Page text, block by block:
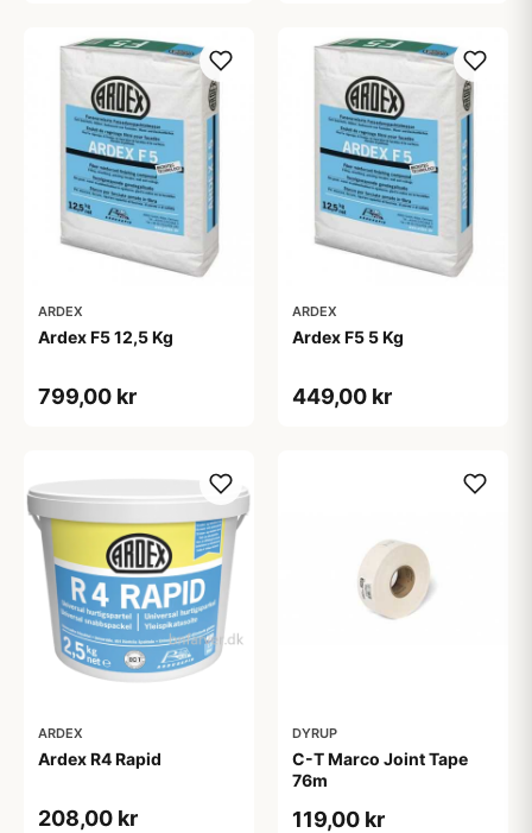
ARDEX
Ardex F5 12,5 Kg
799,00 kr
ARDEX
Ardex F5 5 Kg
449,00 kr
ARDEX
Ardex R4 Rapid
208,00 kr
DYRUP
C-T Marco Joint Tape
76m
119,00 kr